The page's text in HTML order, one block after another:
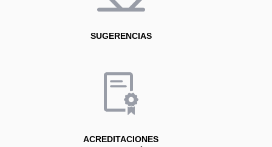
SUGERENCIAS
ACREDITACIONES